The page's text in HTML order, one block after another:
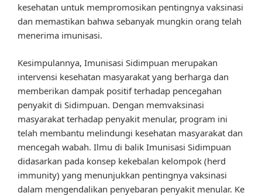
kesehatan untuk mempromosikan pentingnya vaksinasi
dan memastikan bahwa sebanyak mungkin orang telah
menerima imunisasi.
Kesimpulannya, Imunisasi Sidimpuan merupakan
intervensi kesehatan masyarakat yang berharga dan
memberikan dampak positif terhadap pencegahan
penyakit di Sidimpuan. Dengan memvaksinasi
masyarakat terhadap penyakit menular, program ini
telah membantu melindungi kesehatan masyarakat dan
mencegah wabah. Ilmu di balik Imunisasi Sidimpuan
didasarkan pada konsep kekebalan kelompok (herd
immunity) yang menunjukkan pentingnya vaksinasi
dalam mengendalikan penyebaran penyakit menular. Ke